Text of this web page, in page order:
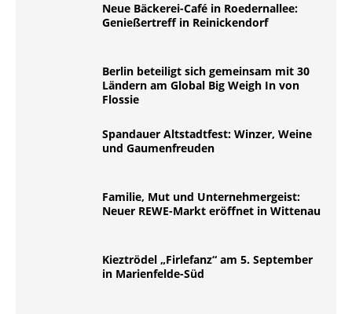
Neue Bäckerei-Café in Roedernallee:
Genießertreff in Reinickendorf
Berlin beteiligt sich gemeinsam mit 30
Ländern am Global Big Weigh In von
Flossie
Spandauer Altstadtfest: Winzer, Weine
und Gaumenfreuden
Familie, Mut und Unternehmergeist:
Neuer REWE-Markt eröffnet in Wittenau
Kieztrödel „Firlefanz“ am 5. September
in Marienfelde-Süd